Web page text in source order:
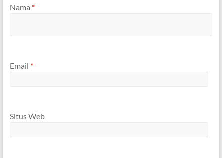
Nama *
Email *
Situs Web